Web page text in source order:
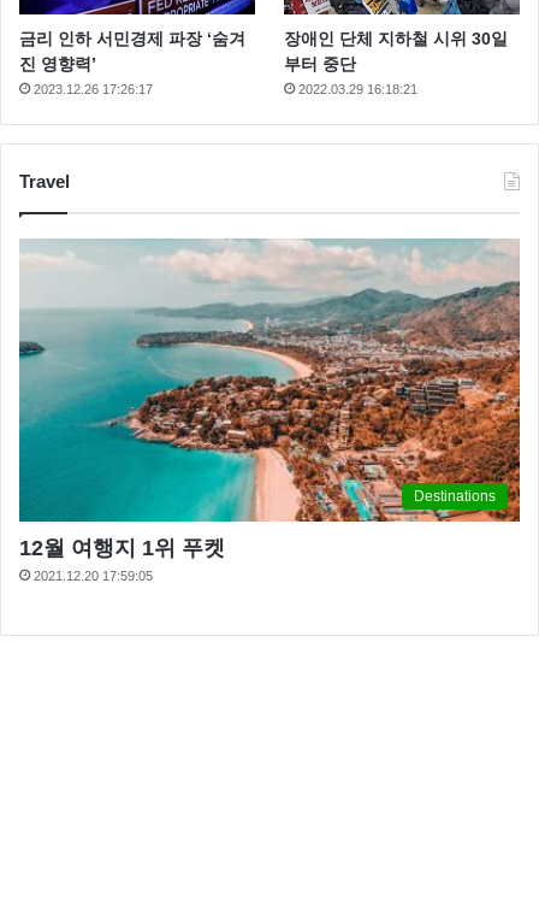
금리 인하 서민경제 파장 ‘숨겨
진 영향력’
2023.12.26 17:26:17
장애인 단체 지하철 시위 30일
부터 중단
2022.03.29 16:18:21
Travel
Destinations
12월 여행지 1위 푸켓
2021.12.20 17:59:05